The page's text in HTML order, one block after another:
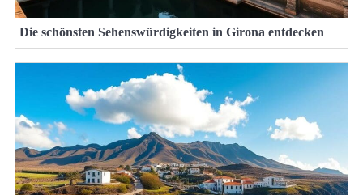
Die schönsten Sehenswürdigkeiten in Girona entdecken